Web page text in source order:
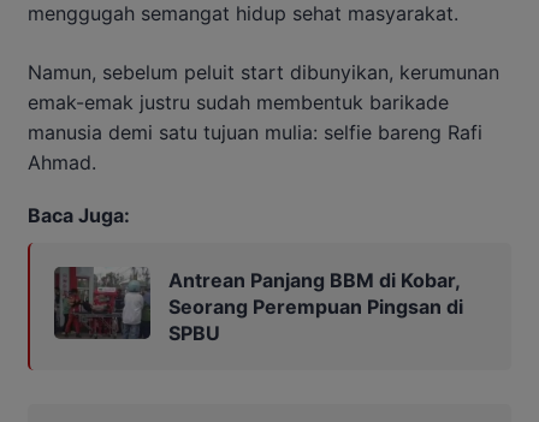
menggugah semangat hidup sehat masyarakat.
Namun, sebelum peluit start dibunyikan, kerumunan
emak-emak justru sudah membentuk barikade
manusia demi satu tujuan mulia: selfie bareng Rafi
Ahmad.
Baca Juga:
Antrean Panjang BBM di Kobar,
Seorang Perempuan Pingsan di
SPBU